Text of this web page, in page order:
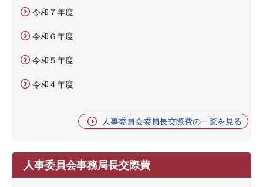
令和７年度
令和６年度
令和５年度
令和４年度
人事委員会委員長交際費の一覧を見る
人事委員会事務局長交際費